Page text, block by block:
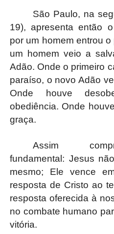
São Paulo, na
19), apresenta então
por um homem entrou
um homem veio a
Adão. Onde o primeiro
paraíso, o novo Adão
Onde houve
obediência. Onde
graça.
Assim
fundamental: Jesus
mesmo; Ele vence
resposta de Cristo ao
resposta oferecida à
no combate humano
vitória.